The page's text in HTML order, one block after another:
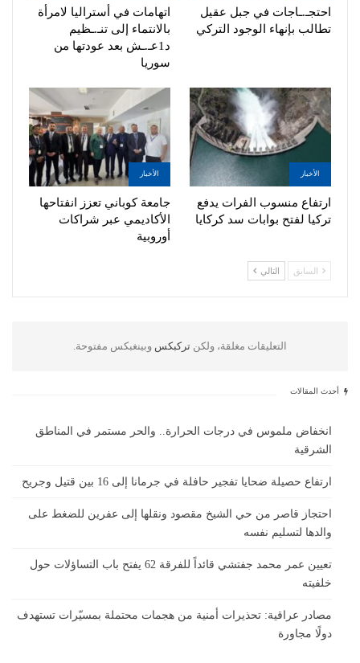
احتجـ.ـاجات في جبل عقيل
تطالب بإنهاء الوجود التركي
اتهامات في أستراليا لامرأة
بالانتماء إلى تنـ.ـظيم
د1عـ.ـش بعد عودتها من
سوريا
الأخبار
ارتفاع منسوب الفرات يدفع
تركيا لفتح بوابات سد كركايا
الأخبار
جامعة كوباني تعزز انفتاحها
الأكاديمي عبر شراكات
أوروبية
السابق التالي
التعليقات مغلقة، ولكن تركبكس وبينغبكس مفتوحة.
أحدث المقالات
انخفاض ملموس في درجات الحرارة.. والحر مستمر في المناطق
الشرقية
ارتفاع حصيلة ضحايا تفجير حافلة في جرمانا إلى 16 بين قتيل وجريح
احتجاز قاصر من حي الشيخ مقصود ونقلها إلى عفرين للضغط على
والدها لتسليم نفسه
تعيين عمر محمد جفتشي قائداً للفرقة 62 يفتح باب التساؤلات حول
خلفيته
مصادر عراقية: تحذيرات أمنية من هجمات محتملة بمسيّرات تستهدف
دولًا مجاورة